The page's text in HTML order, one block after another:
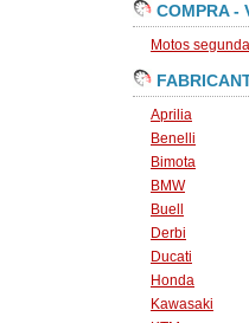
COMPRA -
Motos
Aprilia
Benelli
Bimota
BMW
Buell
Derbi
Ducati
Honda
Kawasaki